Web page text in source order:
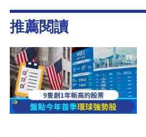
推薦閱讀